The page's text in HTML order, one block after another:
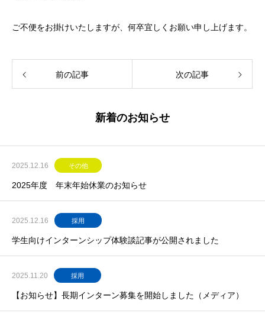
ご不便をお掛けいたしますが、何卒宜しくお願い申し上げます。
前の記事 次の記事
新着のお知らせ
2025.12.16 その他
2025年度 年末年始休業のお知らせ
2025.12.16 採用
学生向けインターンシップ体験談記事が公開されました
2025.11.20 採用
【お知らせ】長期インターン募集を開始しました（メディア）